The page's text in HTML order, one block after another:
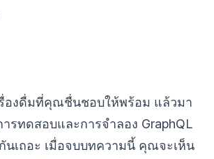
รื่องดื่มที่คุณชื่นชอบให้พร้อม แล้วมา
รทดสอบและการจำลอง GraphQL
เถอะ เมื่อจบบทความนี้ คุณจะเห็น